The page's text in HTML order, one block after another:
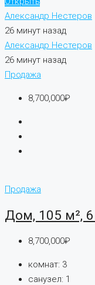
Александр Нестеров
26 минут назад
Александр Нестеров
26 минут назад
Продажа
8,700,000₽
Продажа
Дом, 105 м²,
8,700,000₽
комнат: 3
санузел: 1